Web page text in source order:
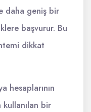
daha geniş bir
başvurur. Bu
dikkat
hesaplarının
bir